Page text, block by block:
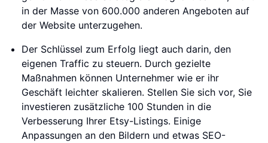
in der Masse von 600.000 anderen Angeboten auf
der Website unterzugehen.
Der Schlüssel zum Erfolg liegt auch darin, den
eigenen Traffic zu steuern. Durch gezielte
Maßnahmen können Unternehmer wie er ihr
Geschäft leichter skalieren. Stellen Sie sich vor, Sie
investieren zusätzliche 100 Stunden in die
Verbesserung Ihrer Etsy-Listings. Einige
Anpassungen an den Bildern und etwas SEO-